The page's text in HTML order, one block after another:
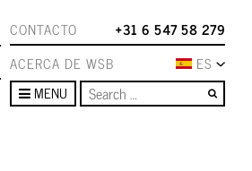
CONTACTO
+31 6 547 58 279
ACERCA DE WSB
ES
MENU